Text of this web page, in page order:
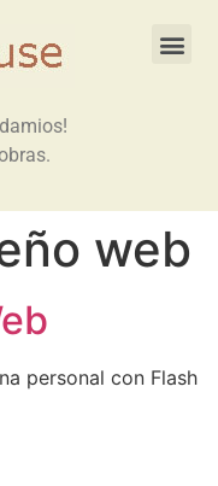
web
personal con Flash